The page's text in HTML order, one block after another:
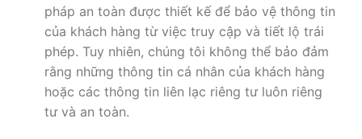
pháp an toàn được thiết kế để bảo vệ thông tin
của khách hàng từ việc truy cập và tiết lộ trái
phép. Tuy nhiên, chúng tôi không thể bảo đảm
rằng những thông tin cá nhân của khách hàng
hoặc các thông tin liên lạc riêng tư luôn riêng
tư và an toàn.